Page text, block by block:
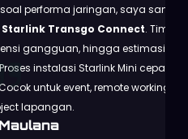
performa jaringan, saya sangat
Starlink Transgo Connect. Tim
gangguan, hingga estimasi
instalasi Starlink Mini cepat,
untuk event, remote working,
lapangan.